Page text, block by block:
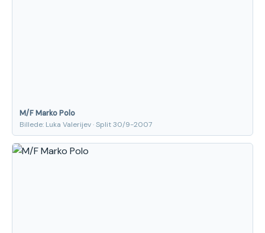
M/F Marko Polo
Billede: Luka Valerijev · Split 30/9-2007